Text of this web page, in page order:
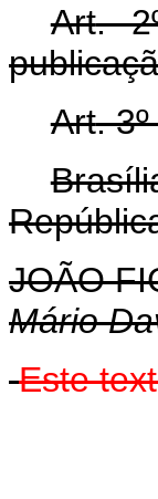
Art.
Art.
JOÃO
Mário
Este